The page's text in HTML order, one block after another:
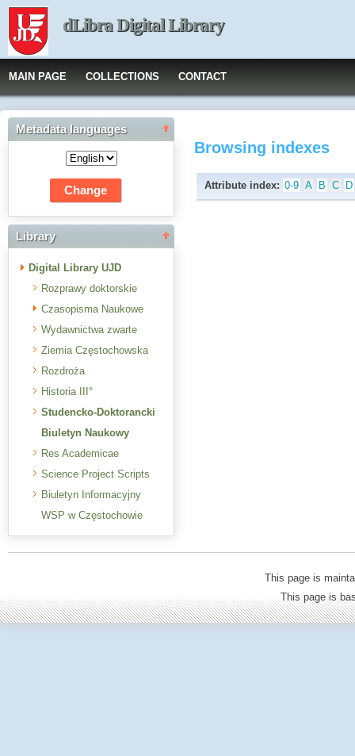
dLibra Digital Library
MAIN PAGE COLLECTIONS CONTACT
Metadata languages
Library
Digital Library UJD
Rozprawy doktorskie
Czasopisma Naukowe
Wydawnictwa zwarte
Ziemia Częstochowska
Rozdroża
Historia III°
Studencko-Doktorancki
Biuletyn Naukowy
Res Academicae
Science Project Scripts
Biuletyn Informacyjny
WSP w Częstochowie
Browsing indexes
Attribute index: 0-9 A B C D
This page is
This page is